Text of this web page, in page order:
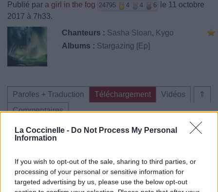
La Coccinelle - Do Not Process My Personal
Information
If you wish to opt-out of the sale, sharing to third parties, or
processing of your personal or sensitive information for
targeted advertising by us, please use the below opt-out
Publié par a girl in the fog 24795 4 4 6
le 11 octobre
2017 à 7h33.
Chanteurs : Sasha Sloan, Kygo
Albums : Stargazing [Ep]
⇑
Paroles + Traduction Téléchargement
Vidéos
Commentaires
Pour prolonger le plaisir musical :
Vous aimez chanter, apprenez la guitare chez
Télécharger légalement les MP3 sur